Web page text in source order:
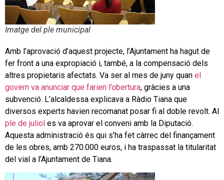
Imatge del ple municipal
Amb l’aprovació d’aquest projecte, l’Ajuntament ha hagut de
fer front a una expropiació i, també, a la compensació dels
altres propietaris afectats. Va ser al mes de juny quan el
govern va anunciar que farien l’obertura, gràcies a una
subvenció. L’alcaldessa explicava a Ràdio Tiana que
diversos experts havien recomanat posar fi al doble revolt. Al
ple de juliol es va aprovar el conveni amb la Diputació.
Aquesta administració és qui s’ha fet càrrec del finançament
de les obres, amb 270.000 euros, i ha traspassat la titularitat
del vial a l’Ajuntament de Tiana.